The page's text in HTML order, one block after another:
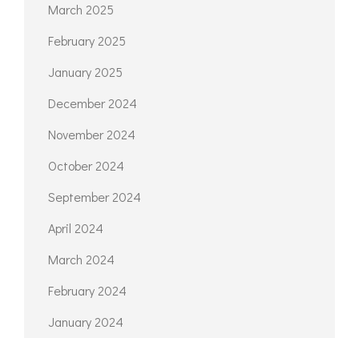
March 2025
February 2025
January 2025
December 2024
November 2024
October 2024
September 2024
April 2024
March 2024
February 2024
January 2024